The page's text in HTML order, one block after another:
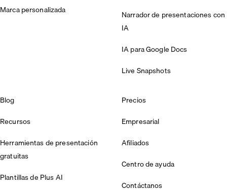
Marca personalizada
Narrador de presentaciones con
IA
IA para Google Docs
Live Snapshots
Blog
Recursos
Herramientas de presentación
gratuitas
Plantillas de Plus AI
Precios
Empresarial
Afiliados
Centro de ayuda
Contáctanos